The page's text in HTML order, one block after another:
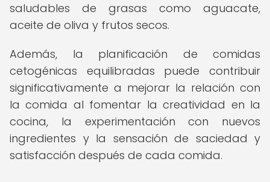
saludables de grasas como aguacate,
aceite de oliva y frutos secos.
Además, la planificación de comidas
cetogénicas equilibradas puede contribuir
significativamente a mejorar la relación con
la comida al fomentar la creatividad en la
cocina, la experimentación con nuevos
ingredientes y la sensación de saciedad y
satisfacción después de cada comida.